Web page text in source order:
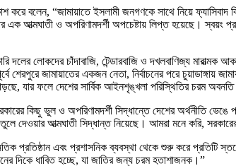
করে বলেন, “জামায়াতে ইসলামী জনগণকে সাথে নিয়ে
এক আত্মঘাতী ও অপরিণামদর্শী অপচেষ্টায় লিপ্ত হয়েছে।
দলের লোকদের চাঁদাবাজি, টেন্ডারবাজি ও দখলবাণিজ্য
পূর্বে শেরপুরে জামায়াতের একজন নেতা, নির্বাচনের পরে
যার ফলে দেশের সার্বিক আইনশৃঙ্খলা পরিস্থিতির চরম
কিছু ভুল ও অপরিণামদর্শী সিদ্ধান্তে দেশের অর্থনীতি
তুলে দেওয়ার আত্মঘাতী সিদ্ধান্ত নিয়েছে। আমরা মনে করি,
প্রতিষ্ঠান এবং প্রশাসনিক ব্যবস্থা থেকে শুরু করে প্রতিটি
দিকে ধাবিত হচ্ছে, যা জাতির জন্য চরম হতাশাজনক।”